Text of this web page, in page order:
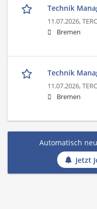
Technik
11.07.2026,
Bremen
Technik
11.07.2026,
Bremen
Automatisch
Jetzt